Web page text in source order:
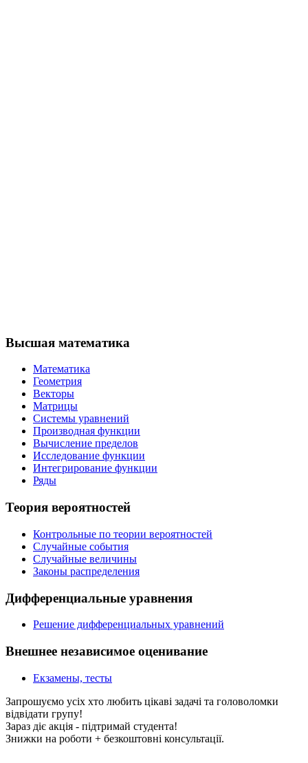
Высшая математика
Математика
Геометрия
Векторы
Матрицы
Системы уравнений
Производная функции
Вычисление пределов
Исследование функции
Интегрирование функции
Ряды
Теория вероятностей
Контрольные по теории вероятностей
Случайные события
Случайные величины
Законы распределения
Дифференциальные уравнения
Решение дифференциальных уравнений
Внешнее независимое оценивание
Екзамены, тесты
Запрошуємо усіх хто любить цікаві задачі та головоломки
відвідати групу!
Зараз діє акція - підтримай студента!
Знижки на роботи + безкоштовні консультації.